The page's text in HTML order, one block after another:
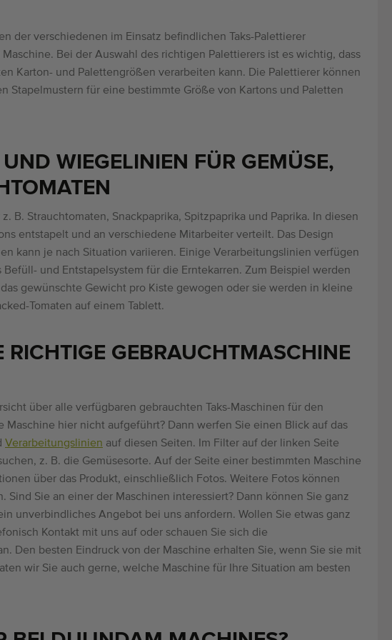
der verschiedenen im Einsatz befindlichen Taks-Palettierer
Bei der Auswahl des richtigen Palettierers ist es wichtig, dass
Karton- und Palettengrößen verarbeiten kann. Die Palettierer können
Stapelmustern für eine bestimmte Größe von Kartons und Paletten
WIEGELINIEN FÜR GEMÜSE,
B. Strauchtomaten, Snackpaprika, Spitzpaprika und Paprika. In diesen
entstapelt und an verschiedene Mitarbeiter verteilt. Das Design
kann je nach Situation variieren. Einige Verarbeitungslinien verfügen
und Entstapelsystem für die Erntekarren. Zum Beispiel werden
gewünschte Gewicht pro Kiste gewogen oder sie werden in kleine
Tomaten auf einem Tablett.
RICHTIGE GEBRAUCHTMASCHINE
über alle verfügbaren gebrauchten Taks-Maschinen für den
Maschine hier nicht aufgeführt? Dann werfen Sie einen Blick auf das
Verarbeitungslinien auf diesen Seiten. Im Filter auf der linken Seite
z. B. die Gemüsesorte. Auf der Seite einer bestimmten Maschine
über das Produkt, einschließlich Fotos. Weitere Fotos können
Sind Sie an einer der Maschinen interessiert? Dann können Sie ganz
unverbindliches Angebot bei uns anfordern. Wollen Sie etwas ganz
Kontakt mit uns auf oder schauen Sie sich die
Den besten Eindruck von der Maschine erhalten Sie, wenn Sie sie mit
wir Sie auch gerne, welche Maschine für Ihre Situation am besten